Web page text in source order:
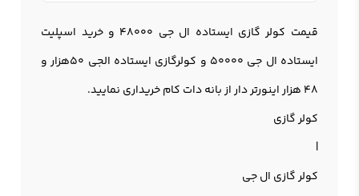
قیمت کولر گازی ایستاده ال جی 48000 و خرید اسپلیت
ایستاده ال جی 50000 و کولرگازی ایستاده الجی 50هزار و
48 هزار اینورتر دار از بانه دات کام خریداری نمایید.
کولر گازی
|
کولر گازی ال جی